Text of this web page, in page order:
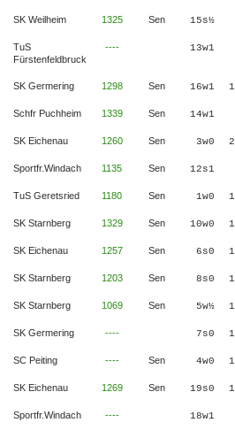
SK Weilheim 1325 Sen 15s½
TuS
Fürstenfeldbruck
---- 13w1
SK Germering 1298 Sen 16w1
Schfr Puchheim 1339 Sen 14w1
SK Eichenau 1260 Sen 3w0
Sportfr.Windach 1135 Sen 12s1
TuS Geretsried 1180 Sen 1w0
SK Starnberg 1329 Sen 10w0
SK Eichenau 1257 Sen 6s0
SK Starnberg 1203 Sen 8s0
SK Starnberg 1069 Sen 5w½
SK Germering ---- 7s0
SC Peiting ---- Sen 4w0
SK Eichenau 1269 Sen 19s0
Sportfr.Windach ---- 18w1